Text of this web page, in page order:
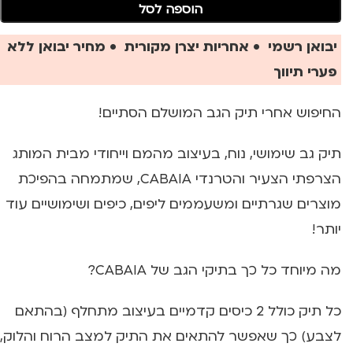
הוספה לסל
יבואן רשמי • אחריות יצרן מקורית • מחיר יבואן ללא
פערי תיווך
החיפוש אחרי תיק הגב המושלם הסתיים!
תיק גב שימושי, נוח, בעיצוב מהמם וייחודי מבית המותג
הצרפתי הצעיר והטרנדי CABAIA, שמתמחה בהפיכת
מוצרים שגרתיים ומשעממים ליפים, כיפים ושימושיים עוד
יותר!
מה מיוחד כל כך בתיקי הגב של CABAIA?
כל תיק כולל 2 כיסים קדמיים בעיצוב מתחלף (בהתאם
לצבע) כך שאפשר להתאים את התיק למצב הרוח והלוק,